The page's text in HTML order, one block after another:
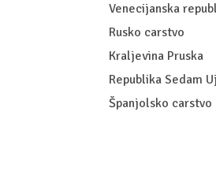
Venecijanska
Rusko carstvo
Kraljevina Pruska
Republika Sedam
Španjolsko carstvo